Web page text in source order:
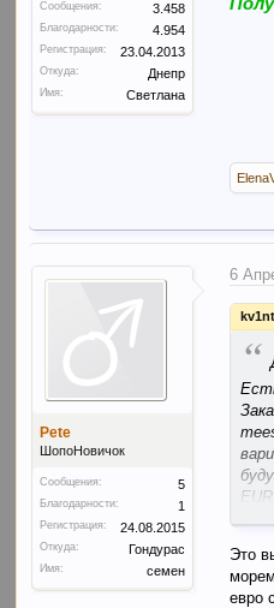
Сообщения: 3.458
Благодарности: 4.954
Регистрация: 23.04.2013
Откуда: Днепр
Имя: Светлана
Pete
ШопоНовичок
Сообщения: 5
Благодарности: 1
Регистрация: 24.08.2015
Откуда: Гондурас
Имя: семен
6
“
пс
Это
евро